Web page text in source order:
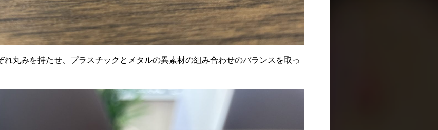
れ丸みを持たせ、プラスチックとメタルの異素材の組み合わせのバランスを取っ